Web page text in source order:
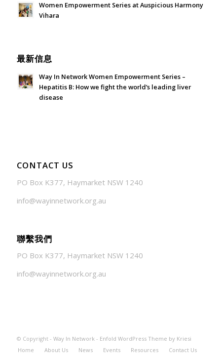
Women Empowerment Series at Auspicious Harmony
Vihara
最新信息
Way In Network Women Empowerment Series –
Hepatitis B: How we fight the world’s leading liver
disease
CONTACT US
PO Box K377, Haymarket NSW 1240
info@wayinnetwork.org.au
聯繫我們
PO Box K377, Haymarket NSW 1240
info@wayinnetwork.org.au
© Copyright - Way In Network - Enfold WordPress Theme by Kriesi
Home
About Us News Events Resources Contact Us